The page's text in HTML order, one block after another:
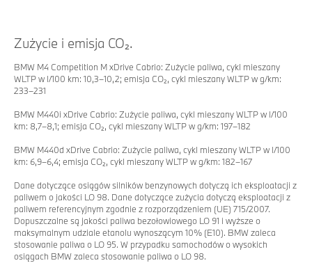
Zużycie i emisja CO₂.
BMW M4 Competition M xDrive Cabrio: Zużycie paliwa, cykl mieszany
WLTP w l/100 km: 10,3–10,2; emisja CO₂, cykl mieszany WLTP w g/km:
233–231
BMW M440i xDrive Cabrio: Zużycie paliwa, cykl mieszany WLTP w l/100
km: 8,7–8,1; emisja CO₂, cykl mieszany WLTP w g/km: 197–182
BMW M440d xDrive Cabrio: Zużycie paliwa, cykl mieszany WLTP w l/100
km: 6,9–6,4; emisja CO₂, cykl mieszany WLTP w g/km: 182–167
Dane dotyczące osiągów silników benzynowych dotyczą ich eksploatacji z
paliwem o jakości LO 98. Dane dotyczące zużycia dotyczą eksploatacji z
paliwem referencyjnym zgodnie z rozporządzeniem (UE) 715/2007.
Dopuszczalne są jakości paliwa bezołowiowego LO 91 i wyższe o
maksymalnym udziale etanolu wynoszącym 10% (E10). BMW zaleca
stosowanie paliwa o LO 95. W przypadku samochodów o wysokich
osiągach BMW zaleca stosowanie paliwa o LO 98.